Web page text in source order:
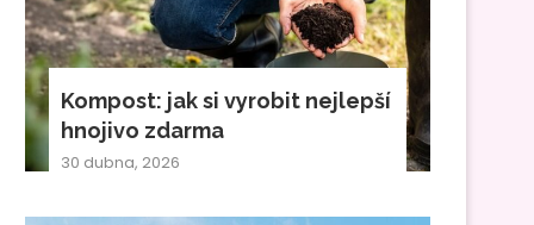
Kompost: jak si vyrobit nejlepší
hnojivo zdarma
30 dubna, 2026